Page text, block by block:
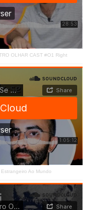
OLHAR CAST #O1 Right
Ao Mundo